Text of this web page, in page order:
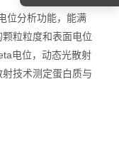
位分析功能，能满
粒粒度和表面电位
电位，动态光散射
技术测定蛋白质与